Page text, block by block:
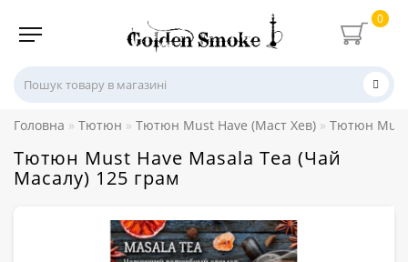
0
Головна Тютюн Тютюн Must Have (Маст Хев) Тютюн Must
Тютюн Must Have Masala Tea (Чай
Масалу) 125 грам